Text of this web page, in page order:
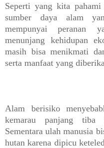
Seperti yang kita
sumber daya alam
mempunyai peranan
menunjang kehidupan
masih bisa menikmati
serta manfaat yang
Alam berisiko
kemarau panjang tiba
Sementara ulah manusia
hutan karena dipicu